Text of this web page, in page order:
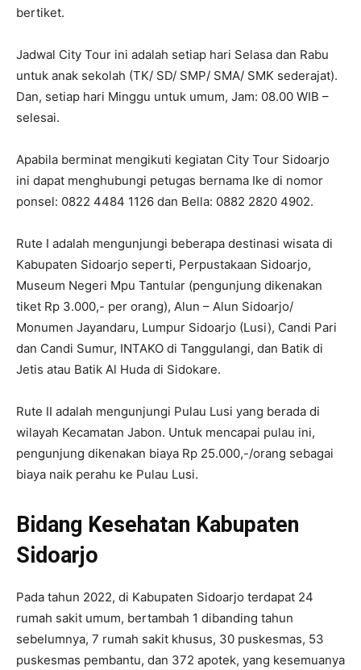
bertiket.
Jadwal City Tour ini adalah setiap hari Selasa dan Rabu
untuk anak sekolah (TK/ SD/ SMP/ SMA/ SMK sederajat).
Dan, setiap hari Minggu untuk umum, Jam: 08.00 WIB –
selesai.
Apabila berminat mengikuti kegiatan City Tour Sidoarjo
ini dapat menghubungi petugas bernama Ike di nomor
ponsel: 0822 4484 1126 dan Bella: 0882 2820 4902.
Rute I adalah mengunjungi beberapa destinasi wisata di
Kabupaten Sidoarjo seperti, Perpustakaan Sidoarjo,
Museum Negeri Mpu Tantular (pengunjung dikenakan
tiket Rp 3.000,- per orang), Alun – Alun Sidoarjo/
Monumen Jayandaru, Lumpur Sidoarjo (Lusi), Candi Pari
dan Candi Sumur, INTAKO di Tanggulangi, dan Batik di
Jetis atau Batik Al Huda di Sidokare.
Rute II adalah mengunjungi Pulau Lusi yang berada di
wilayah Kecamatan Jabon. Untuk mencapai pulau ini,
pengunjung dikenakan biaya Rp 25.000,-/orang sebagai
biaya naik perahu ke Pulau Lusi.
Bidang Kesehatan Kabupaten
Sidoarjo
Pada tahun 2022, di Kabupaten Sidoarjo terdapat 24
rumah sakit umum, bertambah 1 dibanding tahun
sebelumnya, 7 rumah sakit khusus, 30 puskesmas, 53
puskesmas pembantu, dan 372 apotek, yang kesemuanya